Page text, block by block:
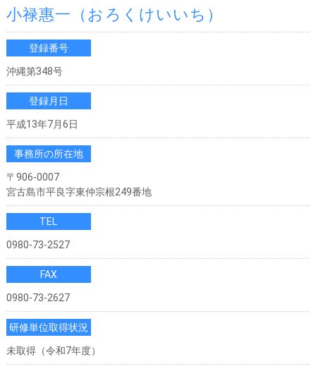
小禄惠一 （おろくけいいち）
登録番号
沖縄第348号
登録月日
平成13年7月6日
事務所の所在地
〒906-0007
宮古島市平良字東仲宗根249番地
TEL
0980-73-2527
FAX
0980-73-2627
研修単位取得状況
未取得（令和7年度）